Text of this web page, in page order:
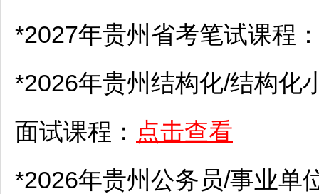
*2027年贵州省考笔试课程
*2026年贵州结构化/结构化
面试课程： 点击查看
*2026年贵州公务员/事业单